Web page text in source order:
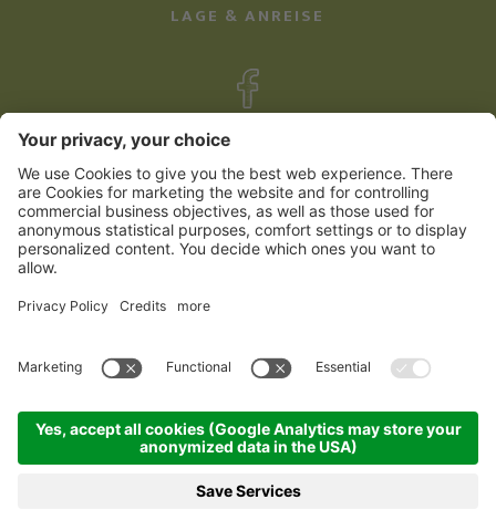
LAGE & ANREISE
Impressum Sitemap
Datenschutzerklärung
produced by